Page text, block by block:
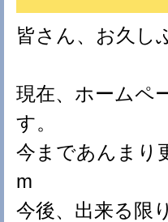
皆さん、お久し
現在、ホームペ
す。
今まであんまり
m
今後、出来る限